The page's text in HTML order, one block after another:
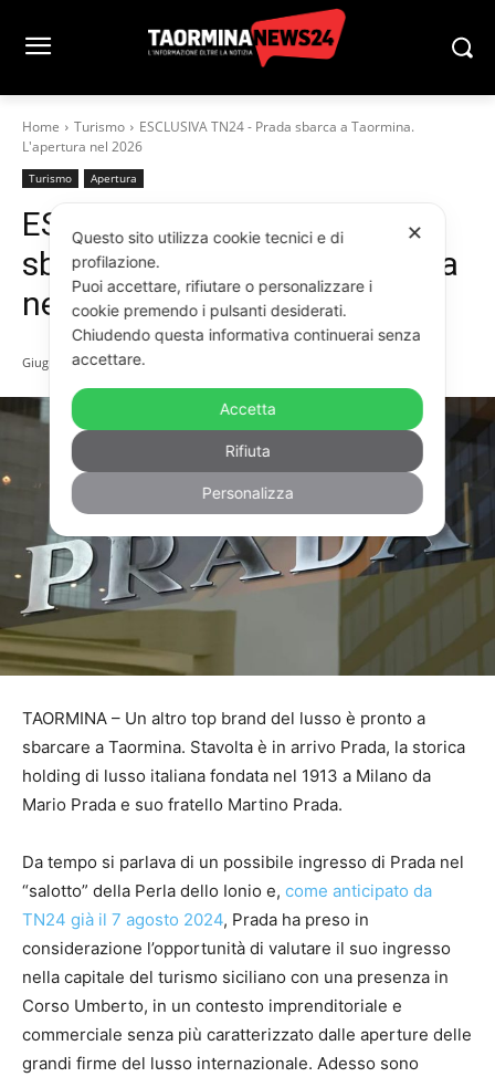
Home Turismo
ESCLUSIVA TN24 - Prada sbarca a Taormina.
L'apertura nel 2026
Turismo Apertura
ESCLUSIVA TN24 – Prada
sbarca a Taormina. L’apertura
nel 2026
Giugno 27, 2025
TAORMINA – Un altro top brand del lusso è pronto a
sbarcare a Taormina. Stavolta è in arrivo Prada, la storica
holding di lusso italiana fondata nel 1913 a Milano da
Mario Prada e suo fratello Martino Prada.
Da tempo si parlava di un possibile ingresso di Prada nel
“salotto” della Perla dello Ionio e, come anticipato da
TN24 già il 7 agosto 2024, Prada ha preso in
considerazione l’opportunità di valutare il suo ingresso
nella capitale del turismo siciliano con una presenza in
Corso Umberto, in un contesto imprenditoriale e
commerciale senza più caratterizzato dalle aperture delle
grandi firme del lusso internazionale. Adesso sono
✕
Questo sito utilizza cookie tecnici e di
profilazione.
Puoi accettare, rifiutare o personalizzare i
cookie premendo i pulsanti desiderati.
Chiudendo questa informativa continuerai senza
accettare.
Accetta
Rifiuta
Personalizza